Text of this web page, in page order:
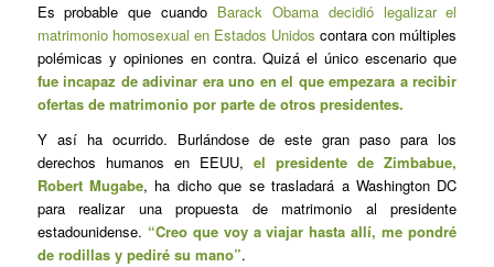
Es probable que cuando Barack Obama decidió legalizar el
matrimonio homosexual en Estados Unidoscontara con múltiples
polémicas y opiniones en contra. Quizá el único escenario que
fue incapaz de adivinar era uno en el que empezara a recibir
ofertas de matrimonio por parte de otros presidentes.
Y así ha ocurrido. Burlándose de este gran paso para los
derechos humanos en EEUU,el presidente de Zimbabue,
Robert Mugabe, ha dicho que se trasladará a Washington DC
para realizar una propuesta de matrimonio al presidente
estadounidense. “Creo que voy a viajar hasta allí, me pondré
de rodillas y pediré su mano”.